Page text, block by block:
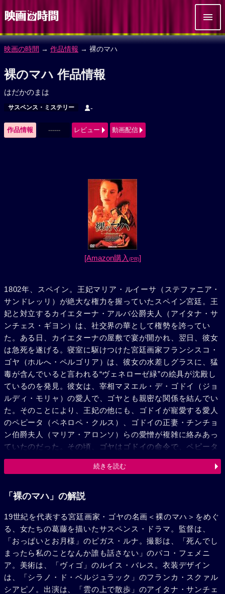
映画の時間 → 作品情報 → 裸のマハ
裸のマハ 作品情報
はだかのまは
サスペンス・ミステリー -
作品情報 ------ レビュー 動画配信
[Amazon購入 (PR)]
1802年、スペイン。王妃マリア・ルイーサ（ステファニア・
サンドレッリ）が絶大な権力を握っていたスペイン宮廷。王
妃と対立するカイエターナ・アルバ公爵夫人（アイタナ・サ
ンチェス・ギヨン）は、社交界の華として権勢を誇ってい
た。ある日、カイエターナの屋敷で宴が開かれ、翌日、彼女
は急死を遂げる。寝室に駆けつけた宮廷画家フランシスコ・
ゴヤ（ホルへ・ペルゴリア）は、彼女の水差しグラスに、猛
毒が含んでいると言われる“ヴェネローゼ緑”の絵具が沈殿し
ているのを発見。彼女は、宰相マヌエル・デ・ゴドイ（ジョ
ルディ・モリャ）の愛人で、ゴヤとも親密な関係を結んでい
た。そのことにより、王妃の他にも、ゴドイが寵愛する愛人
のペピータ（ペネロペ・クルス）、ゴドイの正妻・チンチョ
ン伯爵夫人（マリア・アロンソ）らの愛憎が複雑に絡みあっ
ていたのだった。その頃、ゴヤはゴドイの命令で、ペピータ
をモデルに世紀の名画＜裸のマハ＞を描く。しかし、完成し
た作品の顔はカイエターナであった。失意の底に沈んだペピ
が、ためらって水差しグラスに注ぎかえた。一方、ゴヤはカ
る。彼を咎めた時、チンチョン伯爵夫人の口から王妃が毒を
盛っていたという話を聞く……。カイエターナの宝石を身に
つけた王妃とゴドイが、ベッドの上で笑いあうのだった。
続きを読む
「裸のマハ」の解説
19世紀を代表する宮廷画家・ゴヤの名画＜裸のマハ＞をめぐ
る、女たちの葛藤を描いたサスペンス・ドラマ。監督は、
「おっぱいとお月様」のピガス・ルナ。撮影は、「死んでし
まったら私のことなんか誰も話さない」のパコ・フェメニ
ア。美術は、「ヴィゴ」のルイス・バレス。衣装デザイン
は、「シラノ・ド・ベルジュラック」のフランカ・スクァル
シアピノ。出演は、「雲の上で散歩」のアイタナ・サンチェ